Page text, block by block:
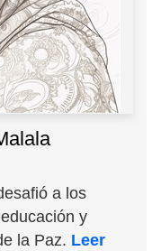
a los
y
la Paz. Leer